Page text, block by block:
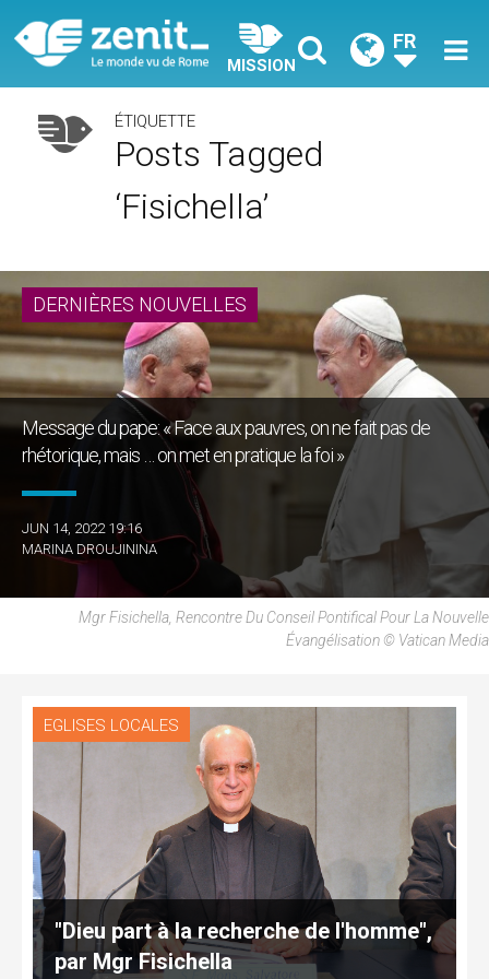
MISSION
FR
ÉTIQUETTE
Posts Tagged
‘Fisichella’
DERNIÈRES NOUVELLES
Message du pape: « Face aux pauvres, on ne fait pas de
rhétorique, mais … on met en pratique la foi »
JUN 14, 2022 19:16
MARINA DROUJININA
Mgr Fisichella, Rencontre Du Conseil Pontifical Pour La Nouvelle
Évangélisation © Vatican Media
EGLISES LOCALES
"Dieu part à la recherche de l'homme",
par Mgr Fisichella